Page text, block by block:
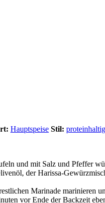
Hauptspeise Stil: proteinhaltig
und mit Salz und Pfeffer
der Harissa-
Marinade marinieren
vor Ende der Backzeit